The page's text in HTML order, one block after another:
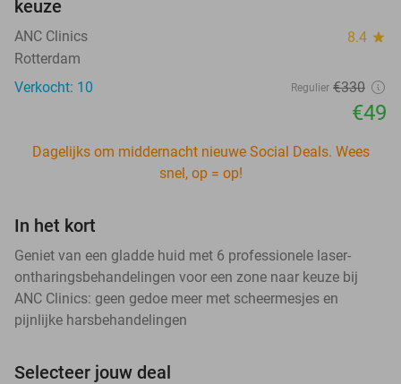
keuze
ANC Clinics 8.4 star
Rotterdam
Verkocht: 10
Regulier €330
€49
Dagelijks om middernacht nieuwe Social Deals. Wees
snel, op = op!
In het kort
Geniet van een gladde huid met 6 professionele laser-
ontharingsbehandelingen voor een zone naar keuze bij
ANC Clinics: geen gedoe meer met scheermesjes en
pijnlijke harsbehandelingen
Selecteer jouw deal